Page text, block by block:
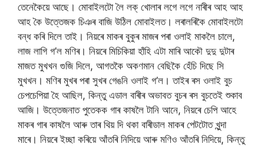
তেনেকৈয়ে আছে। মোবাইলটো লৈ লক্ খোলাৰ লগে লগে নাৰীৰ আহ আহ
আহ কৈ উত্তেজক চিঞৰ বাজি উঠিল মোবাইলত। লৰালৰিকৈ মোবাইলটো
বন্ধ কৰি দিলে তাই। নিয়ৰে মাকৰ বুকুৰ মাজৰ পৰা ওলাই মাকলৈ চালে,
লাজ লাগি গ’ল মণিৰ। নিয়ৰে মিচিকিয়া হাঁহি এটা মাৰি আকৌ দুদু দুটাৰ
মাজত মুখখন গুজি দিলে, আগতকৈ অকণমান বেছিকৈ হেঁচি দিছে সি
মুখখন। মণিৰ মুখৰ পৰা সুখৰ গেঙনি ওলাই গ’ল। তাইৰ ৰস ওলাই বুচ
চেপচেপিয়া হৈ আছিল, কিন্তু এডাল বাৰীৰ অভাবত বুচৰ ৰস বুচতেই শুকাব
আজি। উত্তেজনাত পুতেকক গাৰ কাষলৈ টানি আনে, নিয়ৰে চেপি আহে
মাকৰ গাৰ কাষলৈ আৰু তাৰ থিয় দি থকা বাৰীডাল মাকৰ পেটটোত খুন্দা
মাৰে। নিয়ৰে ইচ্ছা কৰিয়ে আঁতৰি নিদিয়ে আৰু মণিও আঁতৰি নিদিয়ে, কিন্তু